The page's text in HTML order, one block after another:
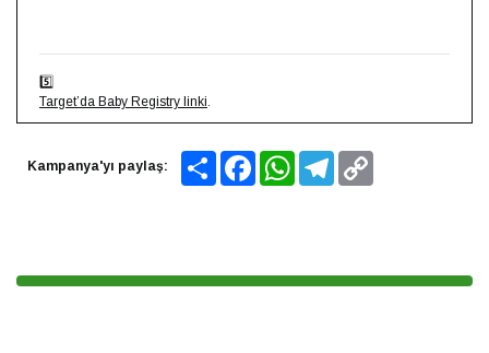
5️⃣
Target’da Baby Registry linki
Kampanya'yı paylaş: Share FacebookWhatsAppTelegram